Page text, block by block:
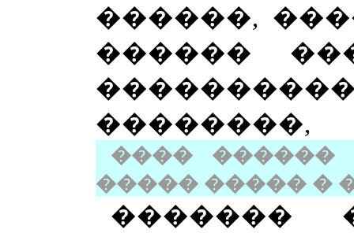
������,
������
��������,
����
����� ����� �
�������